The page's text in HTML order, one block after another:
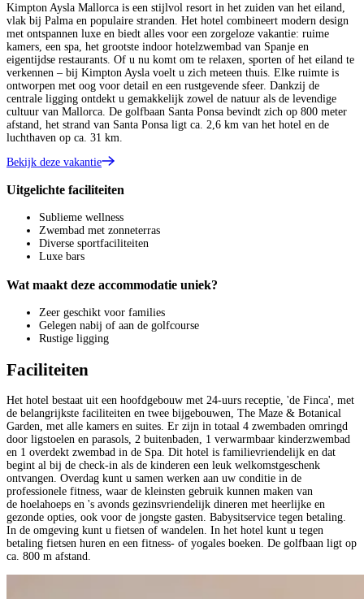
Kimpton Aysla Mallorca is een stijlvol resort in het zuiden van het eiland,
vlak bij Palma en populaire stranden. Het hotel combineert modern design
met ontspannen luxe en biedt alles voor een zorgeloze vakantie: ruime
kamers, een spa, het grootste indoor hotelzwembad van Spanje en
eigentijdse restaurants. Of u nu komt om te relaxen, sporten of het eiland te
verkennen – bij Kimpton Aysla voelt u zich meteen thuis. Elke ruimte is
ontworpen met oog voor detail en een rustgevende sfeer. Dankzij de
centrale ligging ontdekt u gemakkelijk zowel de natuur als de levendige
cultuur van Mallorca. De golfbaan Santa Ponsa bevindt zich op 800 meter
afstand, het strand van Santa Ponsa ligt ca. 2,6 km van het hotel en de
luchthaven op ca. 31 km.
Bekijk deze vakantie
Uitgelichte faciliteiten
Sublieme wellness
Zwembad met zonneterras
Diverse sportfaciliteiten
Luxe bars
Wat maakt deze accommodatie uniek?
Zeer geschikt voor families
Gelegen nabij of aan de golfcourse
Rustige ligging
Faciliteiten
Het hotel bestaat uit een hoofdgebouw met 24-uurs receptie, 'de Finca', met
de belangrijkste faciliteiten en twee bijgebouwen, The Maze & Botanical
Garden, met alle kamers en suites. Er zijn in totaal 4 zwembaden omringd
door ligstoelen en parasols, 2 buitenbaden, 1 verwarmbaar kinderzwembad
en 1 overdekt zwembad in de Spa. Dit hotel is familievriendelijk en dat
begint al bij de check-in als de kinderen een leuk welkomstgeschenk
ontvangen. Overdag kunt u samen werken aan uw conditie in de
professionele fitness, waar de kleinsten gebruik kunnen maken van
de hoelahoeps en 's avonds gezinsvriendelijk dineren met heerlijke en
gezonde opties, ook voor de jongste gasten. Babysitservice tegen betaling.
In de omgeving kunt u fietsen of wandelen. In het hotel kunt u tegen
betaling fietsen huren en een fitness- of yogales boeken. De golfbaan ligt op
ca. 800 m afstand.